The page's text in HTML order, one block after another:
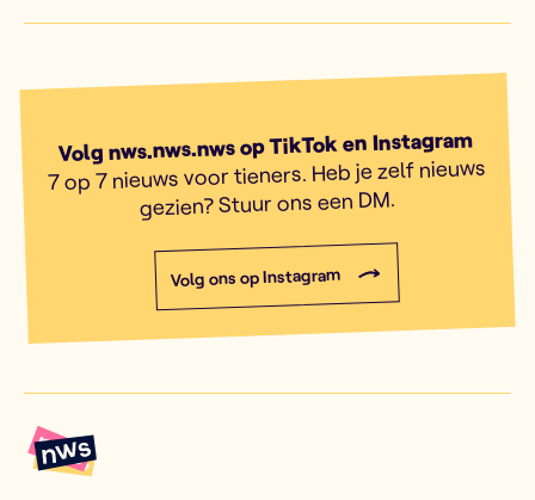
Volg nws.nws.nws op TikTok en Instagram
7 op 7 nieuws voor tieners. Heb je zelf nieuws
gezien? Stuur ons een DM.
Volg ons op Instagram